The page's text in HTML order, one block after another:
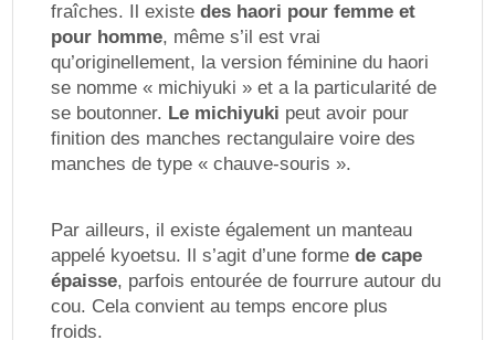
fraîches. Il existe des haori pour femme et
pour homme, même s’il est vrai
qu’originellement, la version féminine du haori
se nomme « michiyuki » et a la particularité de
se boutonner. Le michiyuki peut avoir pour
finition des manches rectangulaire voire des
manches de type « chauve-souris ».
Par ailleurs, il existe également un manteau
appelé kyoetsu. Il s’agit d’une forme de cape
épaisse, parfois entourée de fourrure autour du
cou. Cela convient au temps encore plus
froids.